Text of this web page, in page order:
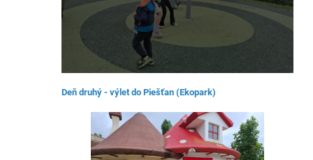
Deň druhý - výlet do Piešťan (Ekopark)